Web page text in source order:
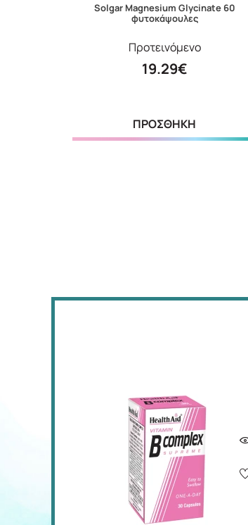
Solgar Magnesium Glycinate 60
φυτοκάψουλες
Προτεινόμενο
19.29€
ΠΡΟΣΘΗΚΗ